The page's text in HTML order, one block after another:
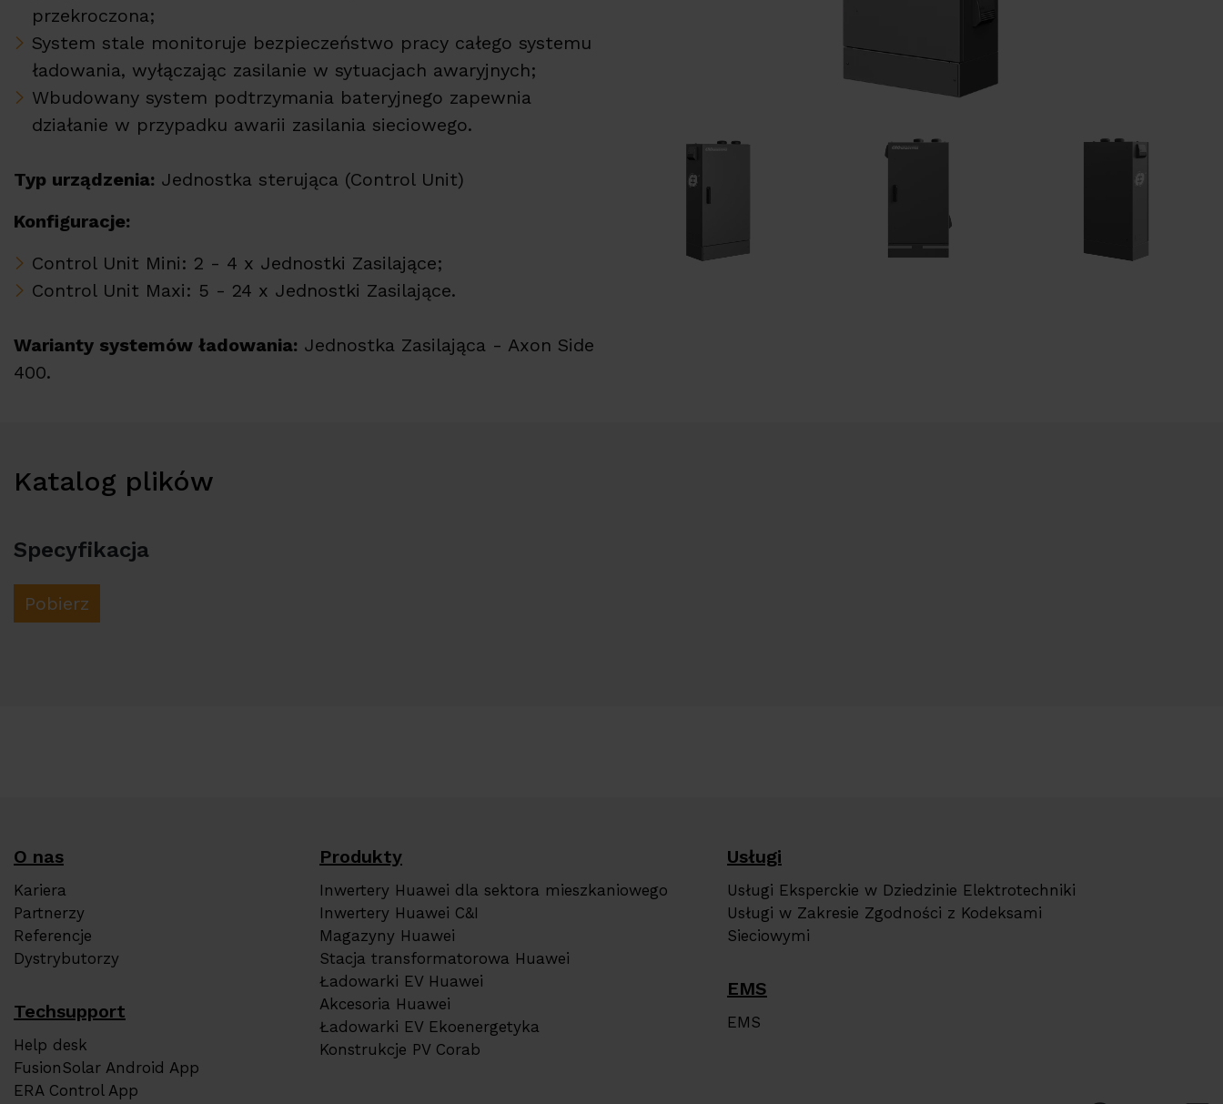
przekroczona;
System stale monitoruje bezpieczeństwo pracy całego systemu
ładowania, wyłączając zasilanie w sytuacjach awaryjnych;
Wbudowany system podtrzymania bateryjnego zapewnia
działanie w przypadku awarii zasilania sieciowego.
Typ urządzenia: Jednostka sterująca (Control Unit)
Konfiguracje:
Control Unit Mini: 2 - 4 x Jednostki Zasilające;
Control Unit Maxi: 5 - 24 x Jednostki Zasilające.
Warianty systemów ładowania: Jednostka Zasilająca - Axon Side
400.
Katalog plików
Specyfikacja
Pobierz
O nas
Kariera
Partnerzy
Referencje
Dystrybutorzy
Techsupport
Help desk
FusionSolar Android App
ERA Control App
Produkty
Inwertery Huawei dla sektora mieszkaniowego
Inwertery Huawei C&I
Magazyny Huawei
Stacja transformatorowa Huawei
Ładowarki EV Huawei
Akcesoria Huawei
Ładowarki EV Ekoenergetyka
Konstrukcje PV Corab
Usługi
Usługi Eksperckie w Dziedzinie Elektrotechniki
Usługi w Zakresie Zgodności z Kodeksami
Sieciowymi
EMS
EMS